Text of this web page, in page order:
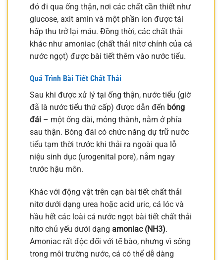
đó đi qua ống thận, nơi các chất cần thiết như
glucose, axit amin và một phần ion được tái
hấp thu trở lại máu. Đồng thời, các chất thải
khác như amoniac (chất thải nitơ chính của cá
nước ngọt) được bài tiết thêm vào nước tiểu.
Quá Trình Bài Tiết Chất Thải
Sau khi được xử lý tại ống thận, nước tiểu (giờ
đã là nước tiểu thứ cấp) được dẫn đến bóng
đái – một ống dài, mỏng thành, nằm ở phía
sau thận. Bóng đái có chức năng dự trữ nước
tiểu tạm thời trước khi thải ra ngoài qua lỗ
niệu sinh dục (urogenital pore), nằm ngay
trước hậu môn.
Khác với động vật trên cạn bài tiết chất thải
nitơ dưới dạng urea hoặc acid uric, cá lóc và
hầu hết các loài cá nước ngọt bài tiết chất thải
nitơ chủ yếu dưới dạng amoniac (NH3).
Amoniac rất độc đối với tế bào, nhưng vì sống
trong môi trường nước, cá có thể dễ dàng